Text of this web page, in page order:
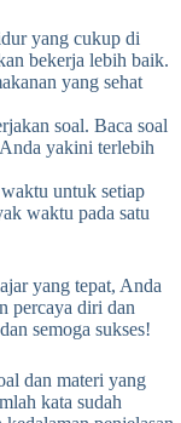
yang cukup di
bekerja lebih baik.
yang sehat
soal. Baca soal
yakini terlebih
untuk setiap
waktu pada satu
yang tepat, Anda
percaya diri dan
semoga sukses!
dan materi yang
kata sudah